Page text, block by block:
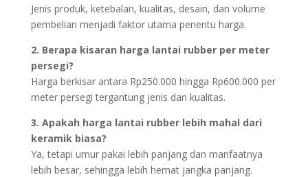
Jenis produk, ketebalan, kualitas, desain, dan volume
pembelian menjadi faktor utama penentu harga.
2. Berapa kisaran harga lantai rubber per meter
persegi?
Harga berkisar antara Rp250.000 hingga Rp600.000 per
meter persegi tergantung jenis dan kualitas.
3. Apakah harga lantai rubber lebih mahal dari
keramik biasa?
Ya, tetapi umur pakai lebih panjang dan manfaatnya
lebih besar, sehingga lebih hemat jangka panjang.